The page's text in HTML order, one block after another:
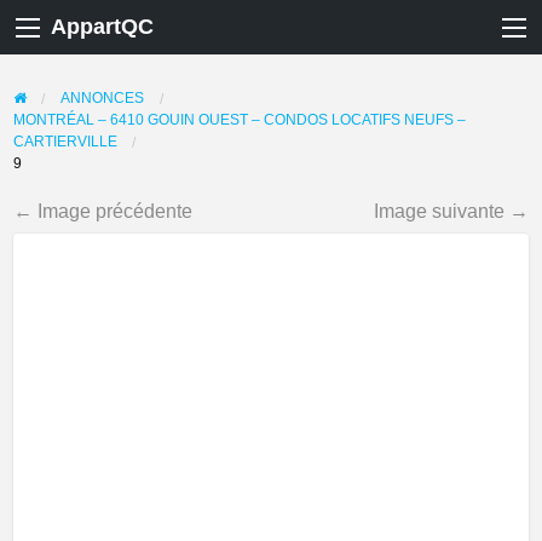
AppartQC
ANNONCES
MONTRÉAL – 6410 GOUIN OUEST – CONDOS LOCATIFS NEUFS –
CARTIERVILLE
9
← Image précédente Image suivante →